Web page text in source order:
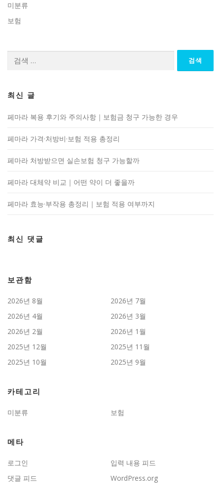
미분류
보험
최신 글
페마라 복용 후기와 주의사항｜보험금 청구 가능한 경우
페마라 가격·처방비·보험 적용 총정리
페마라 처방받으면 실손보험 청구 가능할까
페마라 대체약 비교｜어떤 약이 더 좋을까
페마라 효능·부작용 총정리｜보험 적용 여부까지
최신 댓글
보관함
2026년 8월
2026년 7월
2026년 4월
2026년 3월
2026년 2월
2026년 1월
2025년 12월
2025년 11월
2025년 10월
2025년 9월
카테고리
미분류 보험
메타
로그인
입력 내용 피드
댓글 피드
WordPress.org